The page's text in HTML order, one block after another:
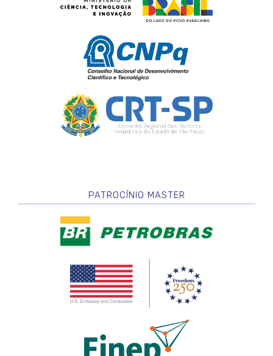
PATROCÍNIO MASTER